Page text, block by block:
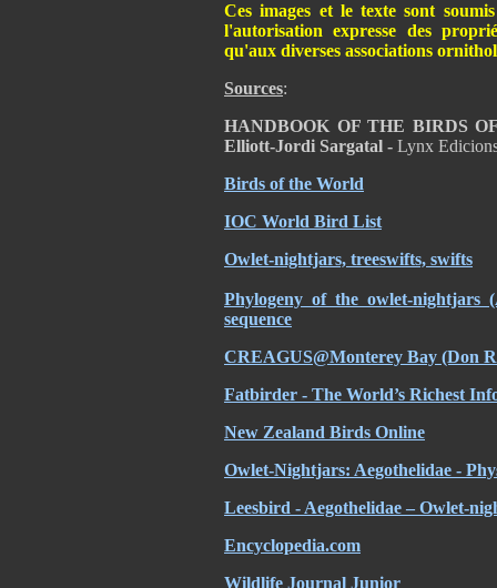
Ces images et le texte sont
l'autorisation expresse des
qu'aux diverses associations
Sources:
HANDBOOK OF THE BIRDS
Elliott-Jordi Sargatal - Lynx
Birds of the World
IOC World Bird List
Owlet-nightjars, treeswifts, swifts
Phylogeny of the owlet-nightjars
sequence
CREAGUS@Monterey Bay (Don
Fatbirder - The World’s Richest
New Zealand Birds Online
Owlet-Nightjars: Aegothelidae -
Leesbird - Aegothelidae – Owlet-
Encyclopedia.com
Wildlife Journal Junior